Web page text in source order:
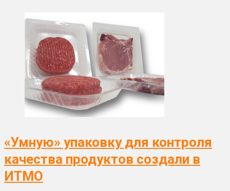
«Умную» упаковку для контроля
качества продуктов создали в
ИТМО